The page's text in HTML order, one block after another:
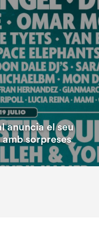
anuncia el seu
sorpreses